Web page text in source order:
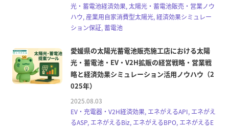
光・蓄電池経済効果, 太陽光・蓄電池販売・営業ノウ
ハウ, 産業用自家消費型太陽光, 経済効果シミュレー
ション保証, 蓄電池
愛媛県の太陽光蓄電池販売施工店における太陽
光・蓄電池・EV・V2H拡販の経営戦略・営業戦
略と経済効果シミュレーション活用ノウハウ（2
025年）
2025.08.03
EV・充電器・V2H経済効果, エネがえるAPI, エネがえ
るASP, エネがえるBiz, エネがえるBPO, エネがえるE